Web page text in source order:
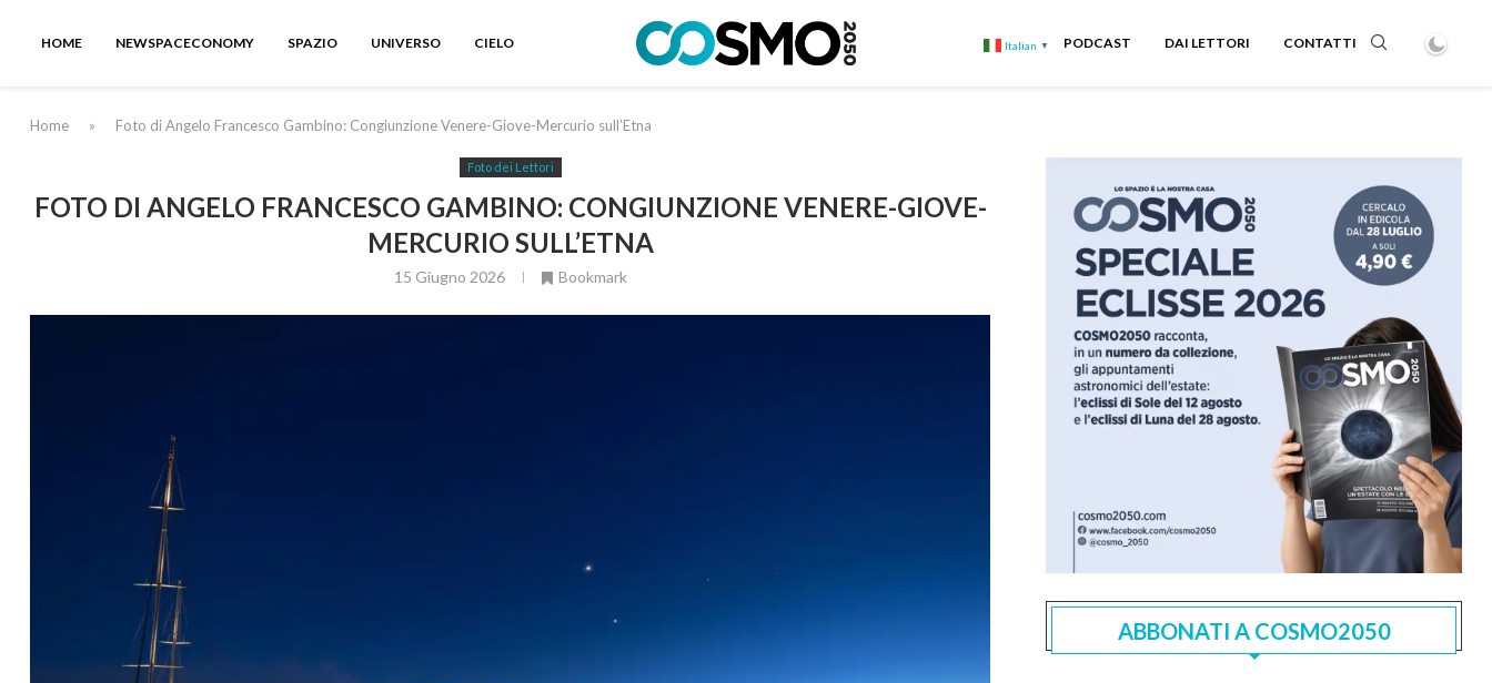
HOME NEWSPACECONOMY SPAZIO UNIVERSO CIELO Italian ▼ PODCAST DAI LETTORI CONTATTI
Home » Foto di Angelo Francesco Gambino: Congiunzione Venere-Giove-Mercurio sull’Etna
Foto dei Lettori
FOTO DI ANGELO FRANCESCO GAMBINO: CONGIUNZIONE VENERE-GIOVE-
MERCURIO SULL’ETNA
15 Giugno 2026 Bookmark
ABBONATI A COSMO2050